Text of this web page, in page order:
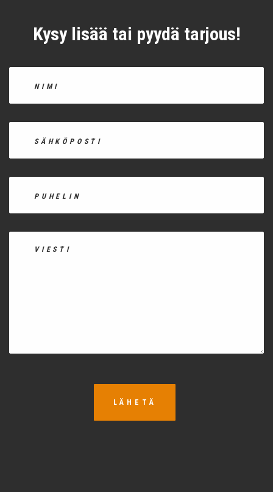
Kysy lisää tai pyydä tarjous!
LÄHETÄ